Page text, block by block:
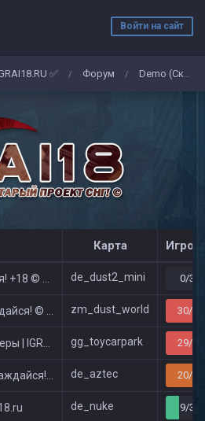
Войти на сайт
✅ / Форум / Demo (Скриншоты)
Карта
© Public de_dust2_mini 0/32
Show zm_dust_world 30/32
ツ █ gg_toycarpark 29/32
© Classic de_aztec 20/32
de_nuke 9/32